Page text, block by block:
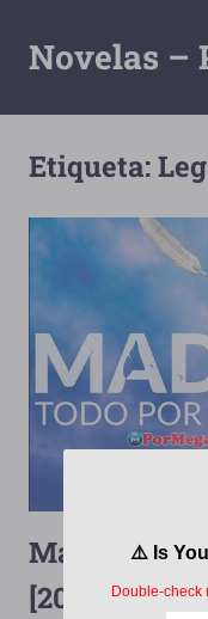
contenido
Novelas –
Descarga
Mega
Etiqueta:
Madre,